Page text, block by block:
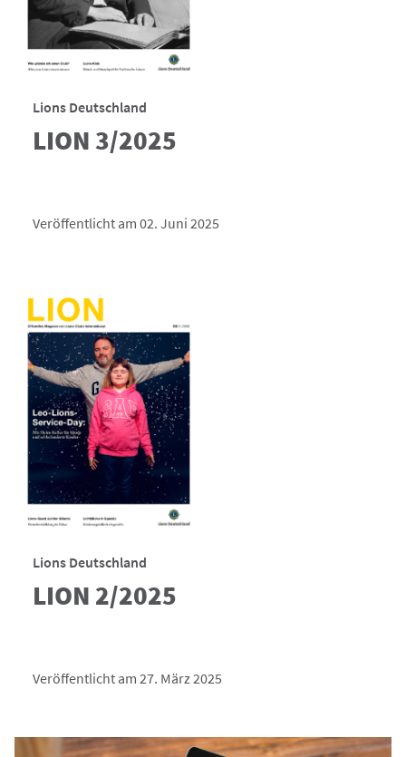
Lions Deutschland
LION 3/2025
Veröffentlicht am 02. Juni 2025
Lions Deutschland
LION 2/2025
Veröffentlicht am 27. März 2025